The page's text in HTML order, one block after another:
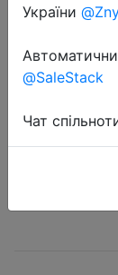
2022-05-03
сладкий
смолы
дизайна
України
@SaleStack
Чат